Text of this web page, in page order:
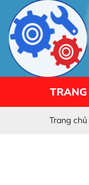
Trang chủ